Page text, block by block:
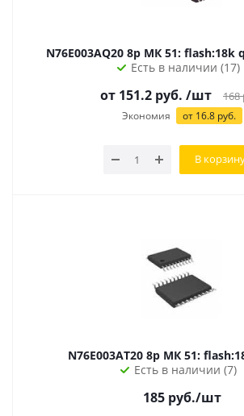
Есть в наличии (17)
от 151.2 руб. /шт 168
Экономия от 16.8 руб.
В
Есть в наличии (7)
185руб./шт